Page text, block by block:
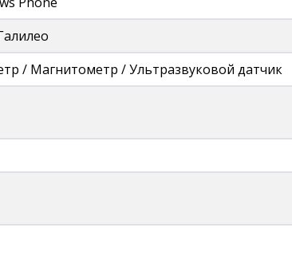
/ Магнитометр / Ультразвуковой датчик